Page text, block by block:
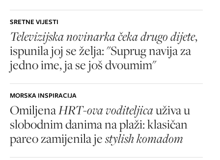
SRETNE VIJESTI
Televizijska novinarka čeka drugo dijete,
ispunila joj se želja: "Suprug navija za
jedno ime, ja se još dvoumim"
MORSKA INSPIRACIJA
OmiljenaHRT-ova voditeljicauživa u
slobodnim danima na plaži: klasičan
pareo zamijenila jestylish komadom